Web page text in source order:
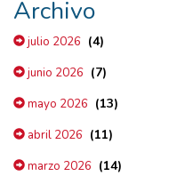
Archivo
julio 2026 (4)
junio 2026 (7)
mayo 2026 (13)
abril 2026 (11)
marzo 2026 (14)